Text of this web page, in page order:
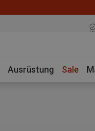
Ausrüstung Sale